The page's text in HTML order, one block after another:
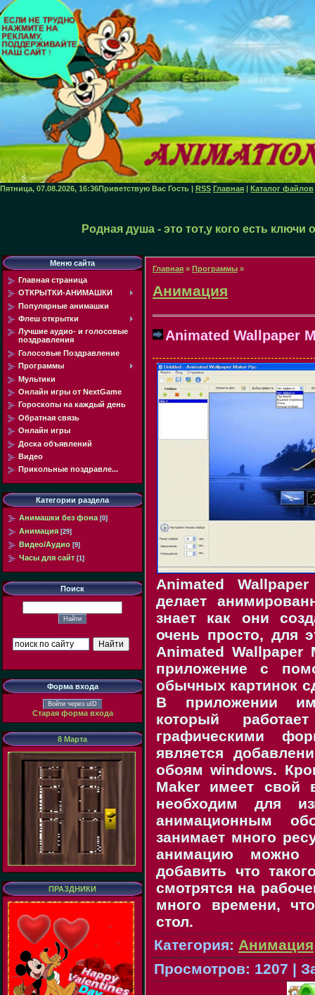
Пятница, 07.08.2026, 16:36Приветствую Вас Гость RSS Главная Каталог файлов
Родная душа - это тот,у кого есть
Меню сайта
Главная страница
ОТКРЫТКИ-АНИМАШКИ
Популярные анимашки
Флеш открытки
Лучшие аудио- и голосовые
поздравления
Голосовые Поздравление
Программы
Мультики
Онлайн игры от NextGame
Гороскопы на каждый день
Обратная связь
Онлайн игры
Доска объявлений
Видео
Прикольные поздравле...
Категории раздела
Анимашки без фона [0]
Анимация [29]
Видео/Аудио [9]
Часы для сайт [1]
Поиск
Форма входа
Войти через uID
Старая форма входа
8 Марта
ПРАЗДНИКИ
Главная » Программы »
Анимация
Animated Wallpaper
Animated
делает
знает как они
очень просто, для
Animated Wallpaper
приложение с
обычных картинок
В приложении
который
графическими
является
обоям windows.
Maker имеет свой
необходим для
анимационным
занимает много
анимацию можно
добавить что
смотрятся на
много времени,
стол.
Категория: Анимация
Просмотров: 1207 |